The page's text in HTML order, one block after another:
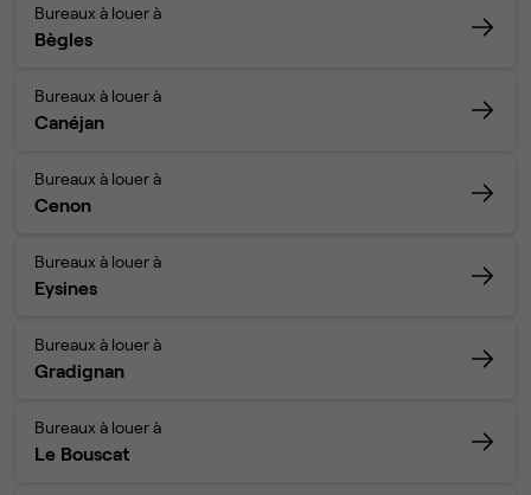
Bureaux à louer à
Bègles
Bureaux à louer à
Canéjan
Bureaux à louer à
Cenon
Bureaux à louer à
Eysines
Bureaux à louer à
Gradignan
Bureaux à louer à
Le Bouscat